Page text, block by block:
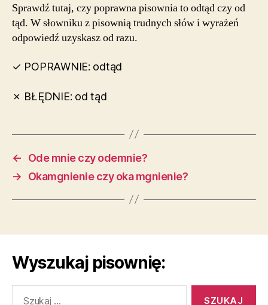
Sprawdź tutaj, czy poprawna pisownia to odtąd czy od
tąd. W słowniku z pisownią trudnych słów i wyrażeń
odpowiedź uzyskasz od razu.
✓ POPRAWNIE: odtąd
✗ BŁĘDNIE: od tąd
←
Ode mnie czy odemnie?
→
Okamgnienie czy oka mgnienie?
Wyszukaj pisownię: